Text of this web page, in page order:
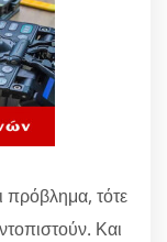
πρόβλημα, τότε
Και